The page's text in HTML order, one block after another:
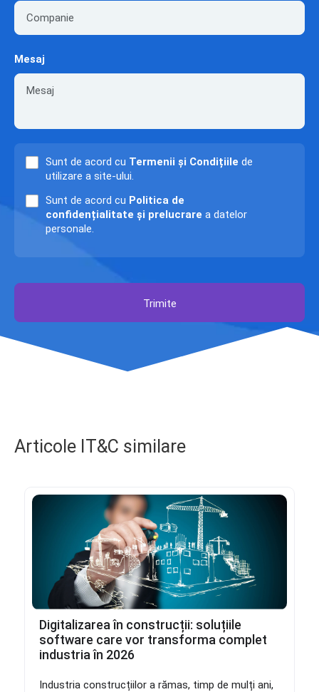
Mesaj
Sunt de acord cu Termenii și Condițiile de
utilizare a site-ului.
Sunt de acord cu Politica de
confidențialitate și prelucrare a datelor
personale.
Trimite
Articole IT&C similare
Digitalizarea în construcții: soluțiile
software care vor transforma complet
industria în 2026
Industria construcțiilor a rămas, timp de mulți ani,